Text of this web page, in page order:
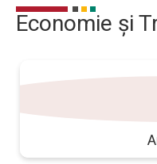
Economie și